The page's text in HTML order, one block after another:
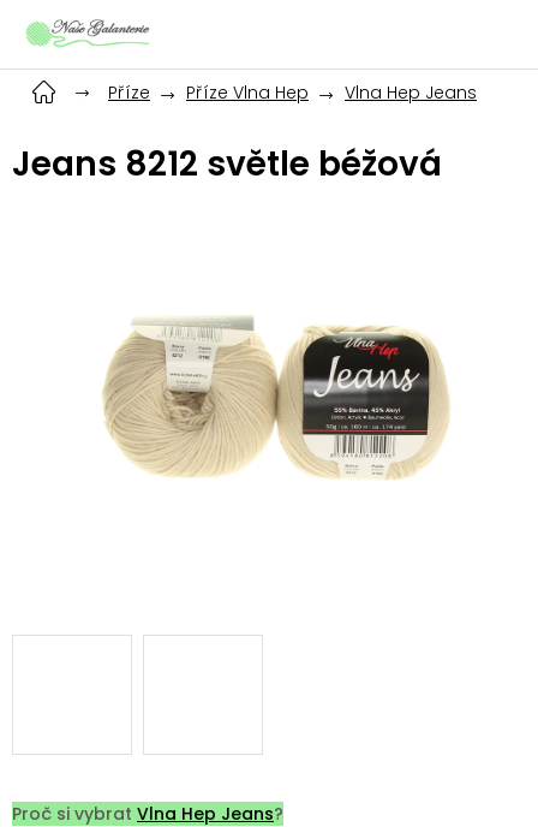
Příze
Příze Vlna Hep Vlna Hep Jeans
Jeans 8212 světle béžová
Proč si vybrat Vlna Hep Jeans?